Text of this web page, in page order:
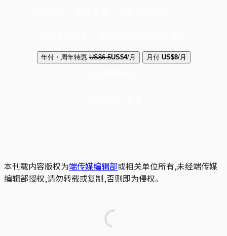
年付・周年特惠 US$6.5US$4/月 月付 US$8/月
本刊载内容版权为端传媒编辑部或相关单位所有,未经端传媒
编辑部授权,请勿转载或复制,否则即为侵权。